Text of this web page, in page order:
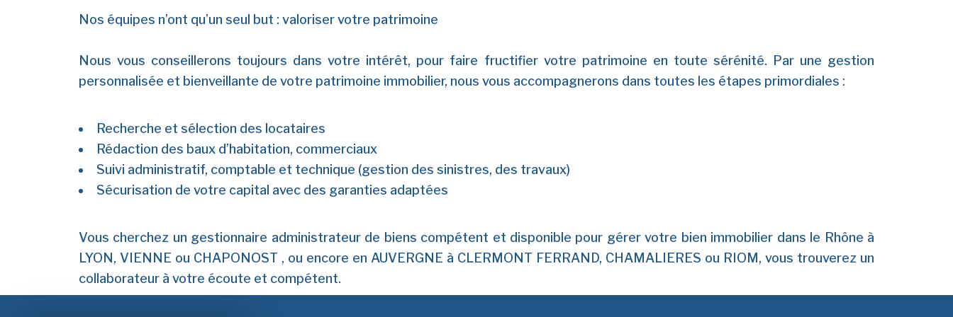
Nos équipes n’ont qu’un seul but : valoriser votre patrimoine
Nous vous conseillerons toujours dans votre intérêt, pour faire fructifier votre patrimoine en toute sérénité. Par une gestion
personnalisée et bienveillante de votre patrimoine immobilier, nous vous accompagnerons dans toutes les étapes primordiales :
Recherche et sélection des locataires
Rédaction des baux d’habitation, commerciaux
Suivi administratif, comptable et technique (gestion des sinistres, des travaux)
Sécurisation de votre capital avec des garanties adaptées
Vous cherchez un gestionnaire administrateur de biens compétent et disponible pour gérer votre bien immobilier dans le Rhône à
LYON, VIENNE ou CHAPONOST , ou encore en AUVERGNE à CLERMONT FERRAND, CHAMALIERES ou RIOM, vous trouverez un
collaborateur à votre écoute et compétent.